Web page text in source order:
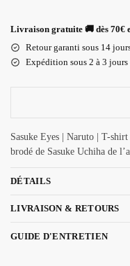
Livraison gratuite 🚚 dès 70€
Retour garanti sous 14
Expédition sous 2 à 3 jours
Sasuke Eyes | Naruto | T-
brodé de Sasuke Uchiha de
DÉTAILS
LIVRAISON & RETOURS
GUIDE D'ENTRETIEN